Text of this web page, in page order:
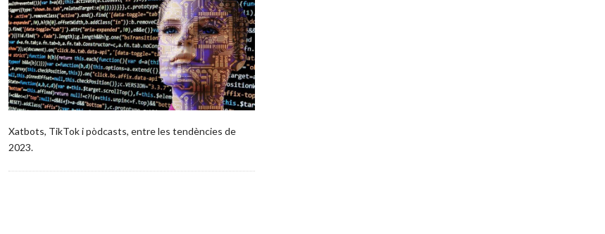
Xatbots, TikTok i pòdcasts, entre les tendències de
2023.